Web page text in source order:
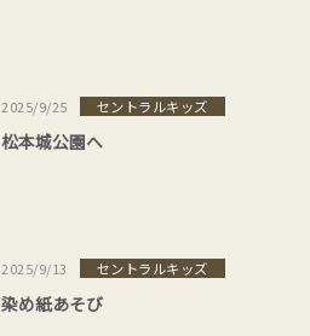
2025/9/25 セントラルキッズ
松本城公園へ
2025/9/13 セントラルキッズ
染め紙あそび